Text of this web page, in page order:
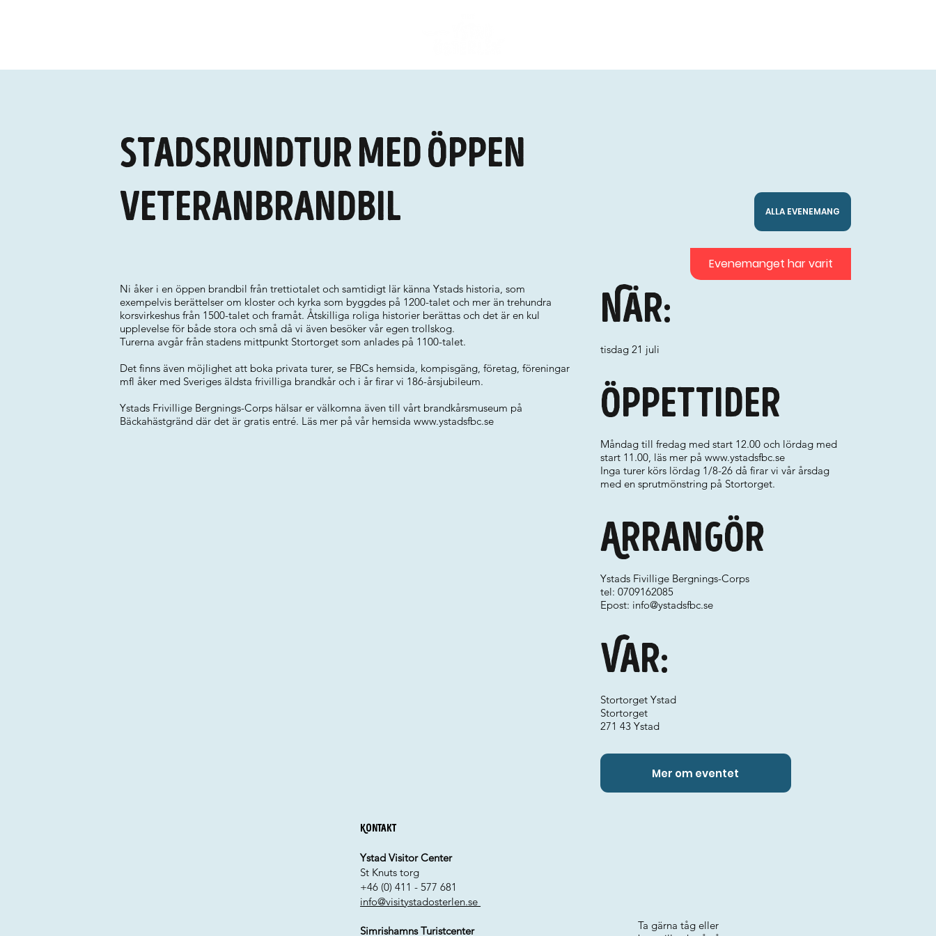
Stadsrundtur med öppen
veteranbrandbil
ALLA EVENEMANG
Ni åker i en öppen brandbil från trettiotalet och samtidigt lär känna Ystads historia, som
exempelvis berättelser om kloster och kyrka som byggdes på 1200-talet och mer än trehundra
korsvirkeshus från 1500-talet och framåt. Åtskilliga roliga historier berättas och det är en kul
upplevelse för både stora och små då vi även besöker vår egen trollskog.
Turerna avgår från stadens mittpunkt Stortorget som anlades på 1100-talet.
Det finns även möjlighet att boka privata turer, se FBCs hemsida, kompisgäng, företag, föreningar
mfl åker med Sveriges äldsta frivilliga brandkår och i år firar vi 186-årsjubileum.
Ystads Frivillige Bergnings-Corps hälsar er välkomna även till vårt brandkårsmuseum på
Bäckahästgränd där det är gratis entré. Läs mer på vår hemsida www.ystadsfbc.se
När:
tisdag 21 juli
Var:
Arrangör
Ystads Fivillige Bergnings-Corps
tel: 0709162085
Epost: info@ystadsfbc.se
Stortorget Ystad
Stortorget
271 43 Ystad
Öppettider
Måndag till fredag med start 12.00 och lördag med
start 11.00, läs mer på www.ystadsfbc.se
Inga turer körs lördag 1/8-26 då firar vi vår årsdag
med en sprutmönstring på Stortorget.
Mer om eventet
Evenemanget har varit
Kontakt
Ystad Visitor Center
St Knuts torg
+46 (0) 411 - 577 681
info@visitystadosterlen.se
Simrishamns Turistcenter
Ta gärna tåg eller